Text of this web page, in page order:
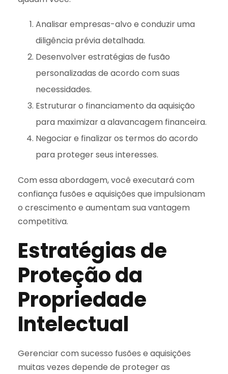
Analisar empresas-alvo e conduzir uma
diligência prévia detalhada.
Desenvolver estratégias de fusão
personalizadas de acordo com suas
necessidades.
Estruturar o financiamento da aquisição
para maximizar a alavancagem financeira.
Negociar e finalizar os termos do acordo
para proteger seus interesses.
Com essa abordagem, você executará com
confiança fusões e aquisições que impulsionam
o crescimento e aumentam sua vantagem
competitiva.
Estratégias de
Proteção da
Propriedade
Intelectual
Gerenciar com sucesso fusões e aquisições
muitas vezes depende de proteger as